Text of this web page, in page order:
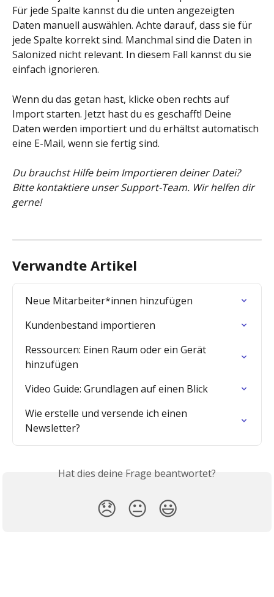
Für jede Spalte kannst du die unten angezeigten
Daten manuell auswählen. Achte darauf, dass sie für
jede Spalte korrekt sind. Manchmal sind die Daten in
Salonized nicht relevant. In diesem Fall kannst du sie
einfach ignorieren.
Wenn du das getan hast, klicke oben rechts auf
Import starten. Jetzt hast du es geschafft! Deine
Daten werden importiert und du erhältst automatisch
eine E-Mail, wenn sie fertig sind.
Du brauchst Hilfe beim Importieren deiner Datei?
Bitte kontaktiere unser Support-Team. Wir helfen dir
gerne!
Verwandte Artikel
Neue Mitarbeiter*innen hinzufügen
Kundenbestand importieren
Ressourcen: Einen Raum oder ein Gerät
hinzufügen
Video Guide: Grundlagen auf einen Blick
Wie erstelle und versende ich einen
Newsletter?
Hat dies deine Frage beantwortet?
😞 😐 😃